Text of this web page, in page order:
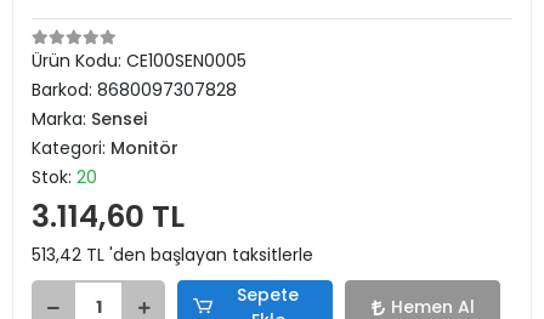
Ürün Kodu: CE100SEN0005
Barkod: 8680097307828
Marka: Sensei
Kategori: Monitör
Stok: 20
3.114,60 TL
513,42 TL 'den başlayan taksitlerle
Sepete
Hemen Al